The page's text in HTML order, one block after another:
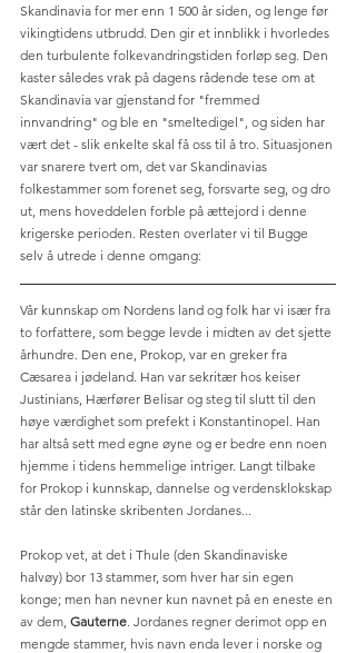
Skandinavia for mer enn 1 500 år siden, og lenge før
vikingtidens utbrudd. Den gir et innblikk i hvorledes
den turbulente folkevandringstiden forløp seg. Den
kaster således vrak på dagens rådende tese om at
Skandinavia var gjenstand for "fremmed
innvandring" og ble en "smeltedigel", og siden har
vært det - slik enkelte skal få oss til å tro. Situasjonen
var snarere tvert om, det var Skandinavias
folkestammer som forenet seg, forsvarte seg, og dro
ut, mens hoveddelen forble på ættejord i denne
krigerske perioden. Resten overlater vi til Bugge
selv å utrede i denne omgang:
Vår kunnskap om Nordens land og folk har vi især fra
to forfattere, som begge levde i midten av det sjette
århundre. Den ene, Prokop, var en greker fra
Cæsarea i jødeland. Han var sekritær hos keiser
Justinians, Hærfører Belisar og steg til slutt til den
høye værdighet som prefekt i Konstantinopel. Han
har altså sett med egne øyne og er bedre enn noen
hjemme i tidens hemmelige intriger. Langt tilbake
for Prokop i kunnskap, dannelse og verdensklokskap
står den latinske skribenten Jordanes...
Prokop vet, at det i Thule (den Skandinaviske
halvøy) bor 13 stammer, som hver har sin egen
konge; men han nevner kun navnet på en eneste en
av dem, Gauterne. Jordanes regner derimot opp en
mengde stammer, hvis navn enda lever i norske og